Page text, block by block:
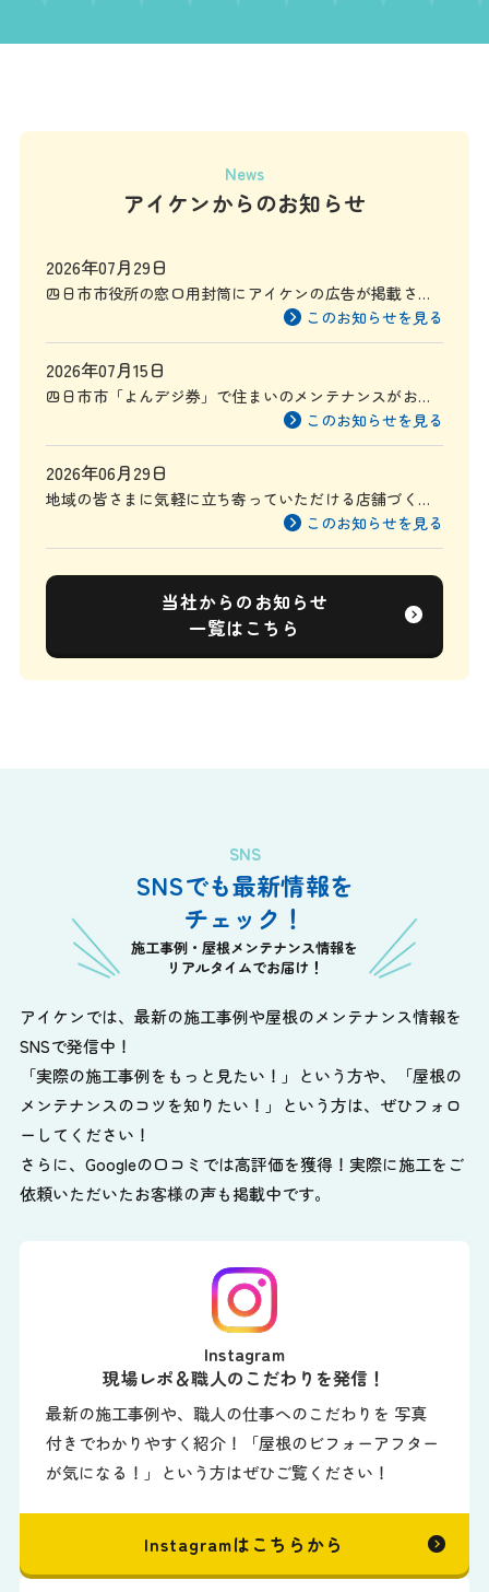
News
アイケンからのお知らせ
2026年07月29日
四日市市役所の窓口用封筒にアイケンの広告が掲載され
このお知らせを見る
2026年07月15日
四日市市「よんデジ券」で住まいのメンテナンスがお得
このお知らせを見る
2026年06月29日
地域の皆さまに気軽に立ち寄っていただける店舗づくり
このお知らせを見る
当社からのお知らせ
一覧はこちら
SNS
SNSでも最新情報を
チェック！
施工事例・屋根メンテナンス情報を
リアルタイムでお届け！
アイケンでは、最新の施工事例や屋根のメンテナンス情報を
SNSで発信中！
「実際の施工事例をもっと見たい！」という方や、
「屋根の
メンテナンスのコツを知りたい！」という方は、ぜひフォロ
ーしてください！
さらに、Googleの口コミでは高評価を獲得！実際に施工をご
依頼いただいたお客様の声も掲載中です。
Instagram
現場レポ＆職人のこだわりを発信！
最新の施工事例や、職人の仕事へのこだわりを 写真
付きでわかりやすく紹介！「屋根のビフォーアフター
が気になる！」という方はぜひご覧ください！
Instagramはこちらから